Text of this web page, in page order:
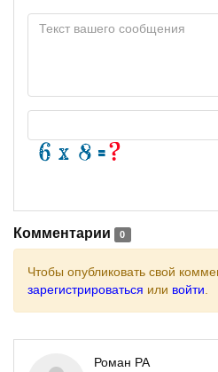
Комментарии 0
Чтобы опубликовать свой
зарегистрироваться или войти
Роман РА